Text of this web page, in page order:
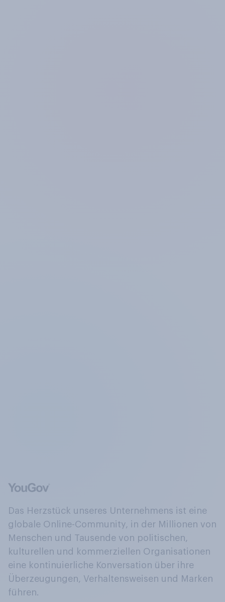
Das Herzstück unseres Unternehmens ist eine
globale Online-Community, in der Millionen von
Menschen und Tausende von politischen,
kulturellen und kommerziellen Organisationen
eine kontinuierliche Konversation über ihre
Überzeugungen, Verhaltensweisen und Marken
führen.